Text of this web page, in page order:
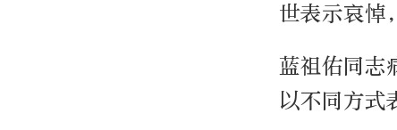
世表示哀悼
蓝祖佑同志
以不同方式